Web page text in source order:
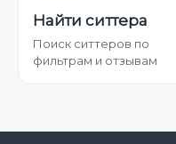
Найти ситтера
Поиск ситтеров по
фильтрам и отзывам